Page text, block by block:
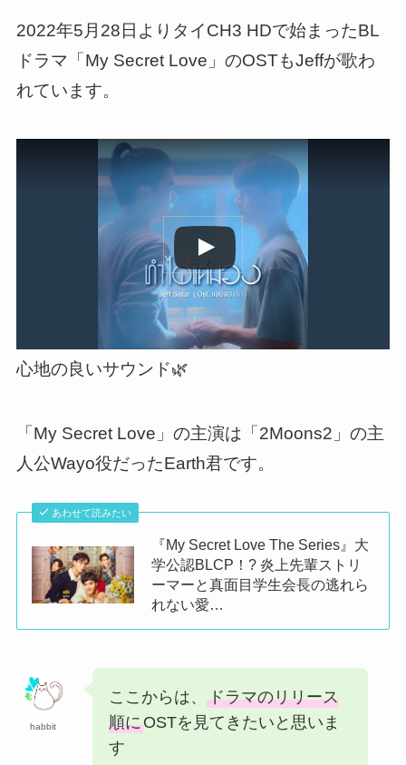
2022年5月28日よりタイCH3 HDで始まったBL
ドラマ「My Secret Love」のOSTもJeffが歌わ
れています。
この動画を YouTube で視聴
心地の良いサウンド🌿
「My Secret Love」の主演は「2Moons2」の主
人公Wayo役だったEarth君です。
あわせて読みたい
『My Secret Love The Series』大
学公認BLCP！? 炎上先輩ストリ
ーマーと真面目学生会長の逃れら
れない愛…
habbit
ここからは、 ドラマのリリース
順にOSTを見てきたいと思いま
す